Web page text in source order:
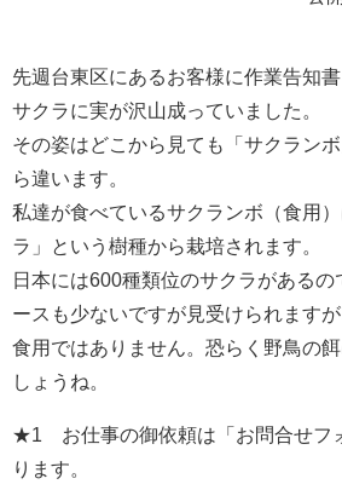
先週台東区にあるお客様に作業告知書
サクラに実が沢山成っていました。
その姿はどこから見ても「サクラン
ら違います。
私達が食べているサクランボ（食用
ラ」という樹種から栽培されます。
日本には600種類位のサクラがある
ースも少ないですが見受けられますが
食用ではありません。恐らく野鳥の
しょうね。
★1 お仕事の御依頼は「お問合せフ
ります。